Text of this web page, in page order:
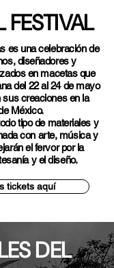
FESTIVAL
es una celebración de
diseñadores y
en macetas que
del 22 al 24 de mayo
sus creaciones en la
México.
tipo de materiales y
con arte, música y
el fervor por la
y el diseño.
tickets aquí
DEL